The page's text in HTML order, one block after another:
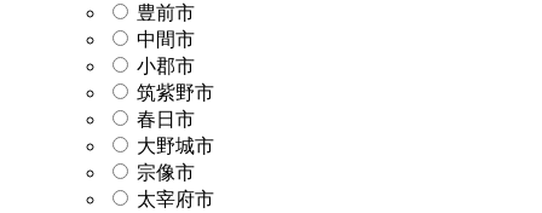
豊前市
中間市
小郡市
筑紫野市
春日市
大野城市
宗像市
太宰府市